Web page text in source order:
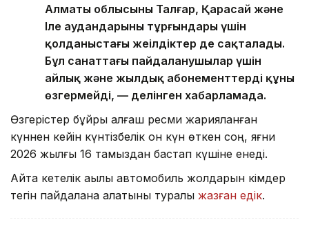
Алматы облысының Талғар, Қарасай және
Іле аудандарының тұрғындары үшін
қолданыстағы жеңілдіктер де сақталады.
Бұл санаттағы пайдаланушылар үшін
айлық және жылдық абонементтердің құны
өзгермейді, — делінген хабарламада.
Өзгерістер бұйрық алғаш ресми жарияланған
күннен кейін күнтізбелік он күн өткен соң, яғни
2026 жылғы 16 тамыздан бастап күшіне енеді.
Айта кетелік ақылы автомобиль жолдарын кімдер
тегін пайдалана алатыны туралы жазған едік.